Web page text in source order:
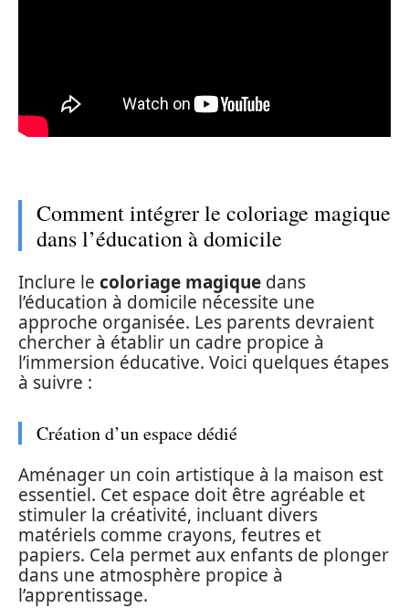
Comment intégrer le coloriage magique
dans l’éducation à domicile
Inclure le coloriage magique dans
l’éducation à domicile nécessite une
approche organisée. Les parents devraient
chercher à établir un cadre propice à
l’immersion éducative. Voici quelques étapes
à suivre :
Création d’un espace dédié
Aménager un coin artistique à la maison est
essentiel. Cet espace doit être agréable et
stimuler la créativité, incluant divers
matériels comme crayons, feutres et
papiers. Cela permet aux enfants de plonger
dans une atmosphère propice à
l’apprentissage.